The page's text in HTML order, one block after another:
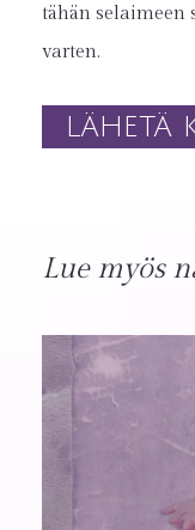
tähän
varten.
Lue myös